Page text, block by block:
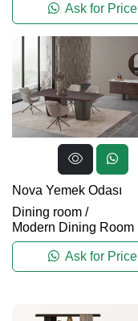
Ask for Price
Nova Yemek Odası
Dining room /
Modern Dining Room
Ask for Price